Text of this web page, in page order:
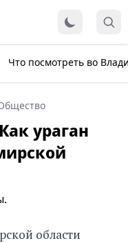
Что посмотреть во
ураган
области